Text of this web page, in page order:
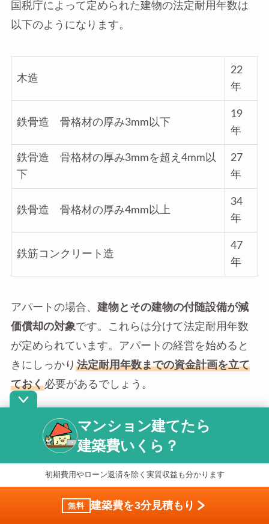
国税庁によって定められた建物の法定耐用年数は
以下のようになります。
木造
22
年
鉄骨造 骨格材の厚み3mm以下
19
年
鉄骨造 骨格材の厚み3mmを超え4mm以
下
27
年
鉄骨造 骨格材の厚み4mm以上
34
年
鉄筋コンクリート造
47
年
アパートの場合、 建物とその建物の付随設備が減
価償却の対象です。これらは分けて法定耐用年数
が定められています。アパートの経営を始めると
きにしっかり 法定耐用年数までの資金計画を立て
ておく必要があるでしょう。
管理体制
アパート経営は建築したら終わりというわけでは
なく、むしろその後の経営の方が大切
マンション建てたら
建築費いくら？
初期費用やローン返済を除く実質収益も分かります
無料 建築費を3分見積もり